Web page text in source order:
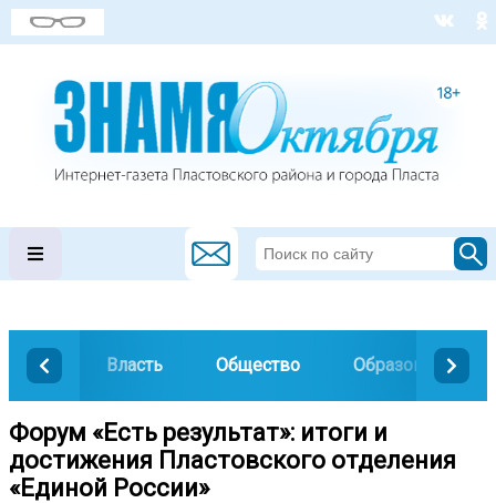
Власть Общество Образование
Форум «Есть результат»: итоги и
достижения Пластовского отделения
«Единой России»